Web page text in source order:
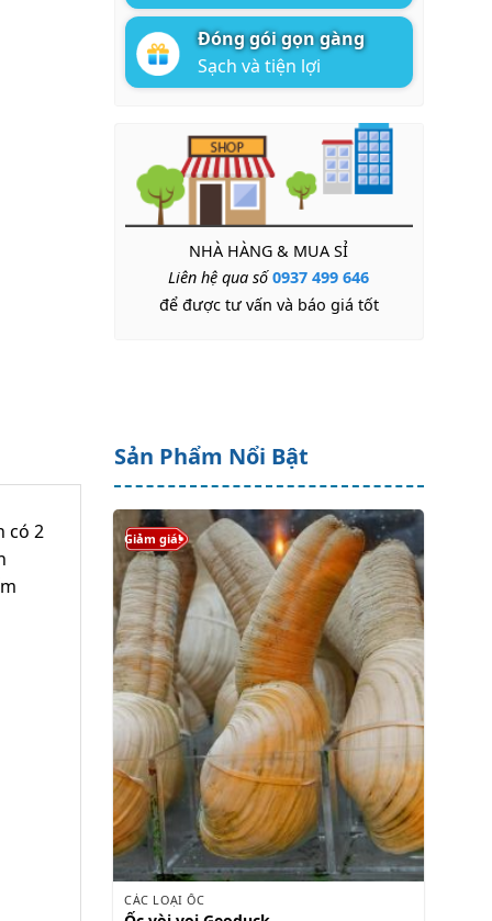
Đóng gói gọn gàng
Sạch và tiện lợi
NHÀ HÀNG & MUA SỈ
Liên hệ qua số 0937 499 646
để được tư vấn và báo giá tốt
có 2
Sản Phẩm Nổi Bật
Giảm giá!
CÁC LOẠI ỐC